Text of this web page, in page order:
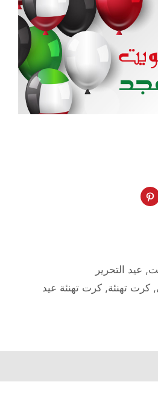
, عيد التحرير
,كرت تهنئة,كرت تهنئة عيد